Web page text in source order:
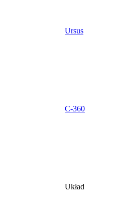
Ursus
C-360
Układ